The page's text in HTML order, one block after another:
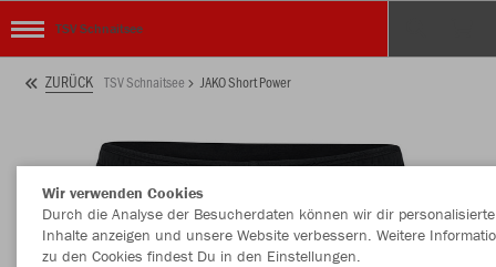
TSV Schnaitsee
ZURÜCK TSV Schnaitsee JAKO Short Power
Wir verwenden Cookies
Durch die Analyse der Besucherdaten können wir dir personalisierte
Inhalte anzeigen und unsere Website verbessern. Weitere
zu den Cookies findest Du in den Einstellungen.